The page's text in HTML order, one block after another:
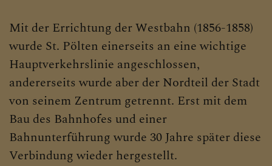
Mit der Errichtung der Westbahn (1856-1858)
wurde St. Pölten einerseits an eine wichtige
Hauptverkehrslinie angeschlossen,
andererseits wurde aber der Nordteil der Stadt
von seinem Zentrum getrennt. Erst mit dem
Bau des Bahnhofes und einer
Bahnunterführung wurde 30 Jahre später diese
Verbindung wieder hergestellt.